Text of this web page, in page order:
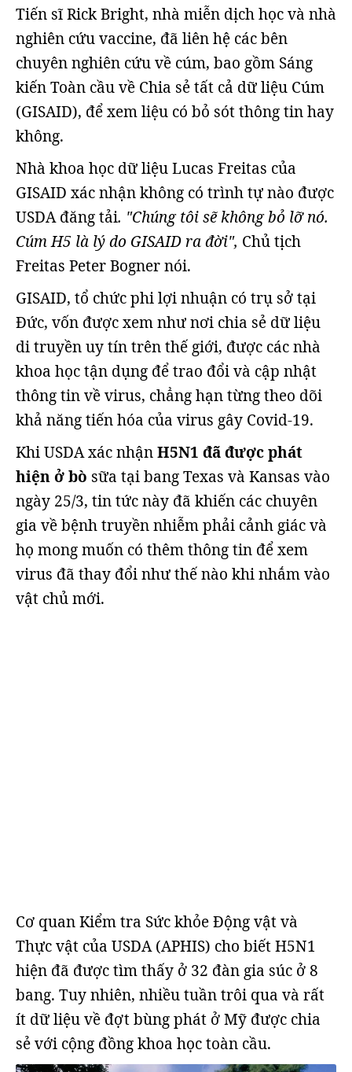
Tiến sĩ Rick Bright, nhà miễn dịch học và nhà
nghiên cứu vaccine, đã liên hệ các bên
chuyên nghiên cứu về cúm, bao gồm Sáng
kiến Toàn cầu về Chia sẻ tất cả dữ liệu Cúm
(GISAID), để xem liệu có bỏ sót thông tin hay
không.
Nhà khoa học dữ liệu Lucas Freitas của
GISAID xác nhận không có trình tự nào được
USDA đăng tải. "Chúng tôi sẽ không bỏ lỡ nó.
Cúm H5 là lý do GISAID ra đời", Chủ tịch
Freitas Peter Bogner nói.
GISAID, tổ chức phi lợi nhuận có trụ sở tại
Đức, vốn được xem như nơi chia sẻ dữ liệu
di truyền uy tín trên thế giới, được các nhà
khoa học tận dụng để trao đổi và cập nhật
thông tin về virus, chẳng hạn từng theo dõi
khả năng tiến hóa của virus gây Covid-19.
Khi USDA xác nhậnH5N1 đã được phát
hiện ở bò sữa tại bang Texas và Kansas vào
ngày 25/3, tin tức này đã khiến các chuyên
gia về bệnh truyền nhiễm phải cảnh giác và
họ mong muốn có thêm thông tin để xem
virus đã thay đổi như thế nào khi nhắm vào
vật chủ mới.
Cơ quan Kiểm tra Sức khỏe Động vật và
Thực vật của USDA (APHIS) cho biết H5N1
hiện đã được tìm thấy ở 32 đàn gia súc ở 8
bang. Tuy nhiên, nhiều tuần trôi qua và rất
ít dữ liệu về đợt bùng phát ở Mỹ được chia
sẻ với cộng đồng khoa học toàn cầu.